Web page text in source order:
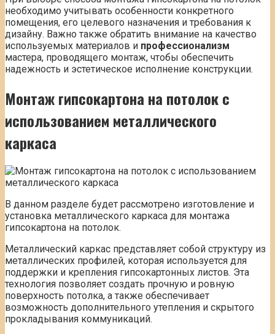
необходимо учитывать особенности конкретного
помещения, его целевого назначения и требования к
дизайну. Важно также обратить внимание на качество
используемых материалов и профессионализм
мастера, проводящего монтаж, чтобы обеспечить
надежность и эстетическое исполнение конструкции.
Монтаж гипсокартона на потолок с
использованием металлического
каркаса
В данном разделе будет рассмотрено изготовление и
установка металлического каркаса для монтажа
гипсокартона на потолок.
Металлический каркас представляет собой структуру из
металлических профилей, которая используется для
поддержки и крепления гипсокартонных листов. Эта
технология позволяет создать прочную и ровную
поверхность потолка, а также обеспечивает
возможность дополнительного утепления и скрытого
прокладывания коммуникаций.